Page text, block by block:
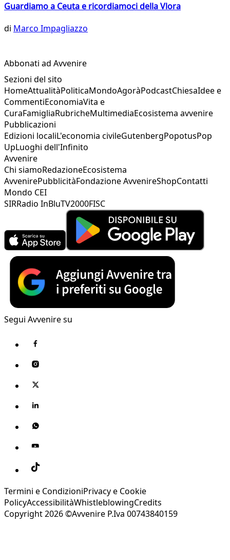
Guardiamo a Ceuta e ricordiamoci della Vlora
di Marco Impagliazzo
Abbonati ad Avvenire
Sezioni del sito
HomeAttualitàPoliticaMondoAgoràPodcastChiesaIdee e
CommentiEconomiaVita e
CuraFamigliaRubricheMultimediaEcosistema avvenire
Pubblicazioni
Edizioni localiL'economia civileGutenbergPopotusPop
UpLuoghi dell'Infinito
Avvenire
Chi siamoRedazioneEcosistema
AvvenirePubblicitàFondazione AvvenireShopContatti
Mondo CEI
SIRRadio InBluTV2000FISC
Segui Avvenire su
Termini e CondizioniPrivacy e Cookie
PolicyAccessibilitàWhistleblowingCredits
Copyright 2026 ©Avvenire P.Iva 00743840159